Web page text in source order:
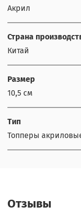
Акрил
Страна
Китай
Размер
10,5 см
Тип
Топперы
Отзывы